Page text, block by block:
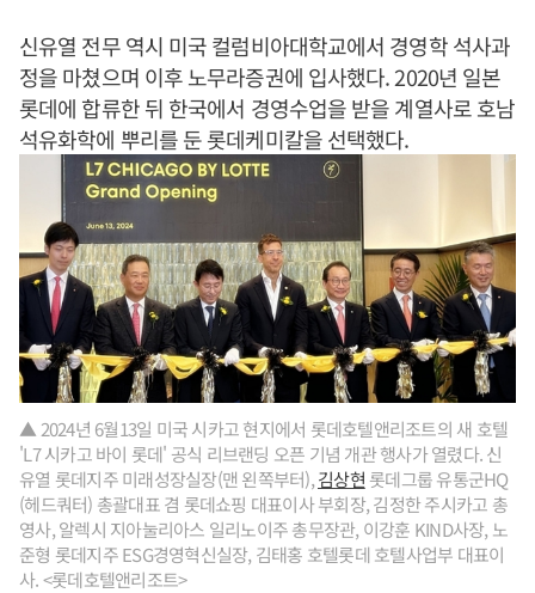
신유열 전무 역시 미국 컬럼비아대학교에서 경영학 석사과
정을 마쳤으며 이후 노무라증권에 입사했다. 2020년 일본
롯데에 합류한 뒤 한국에서 경영수업을 받을 계열사로 호남
석유화학에 뿌리를 둔 롯데케미칼을 선택했다.
▲ 2024년 6월13일 미국 시카고 현지에서 롯데호텔앤리조트의 새 호텔
'L7 시카고 바이 롯데' 공식 리브랜딩 오픈 기념 개관 행사가 열렸다. 신
유열 롯데지주 미래성장실장(맨 왼쪽부터),김상현 롯데그룹 유통군HQ
(헤드쿼터) 총괄대표 겸 롯데쇼핑 대표이사 부회장, 김정한 주시카고 총
영사, 알렉시 지아눌리아스 일리노이주 총무장관, 이강훈 KIND사장, 노
준형 롯데지주 ESG경영혁신실장, 김태홍 호텔롯데 호텔사업부 대표이
사. <롯데호텔앤리조트>